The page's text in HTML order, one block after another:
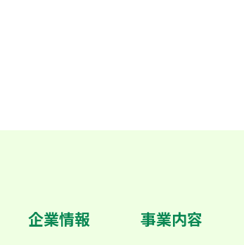
企業情報 事業内容